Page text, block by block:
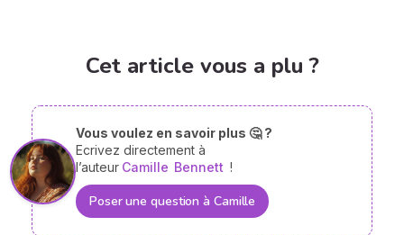
Cet article vous a plu ?
Vous voulez en savoir plus 🤔 ?
Ecrivez directement à
l’auteur Camille Bennett !
Poser une question à Camille